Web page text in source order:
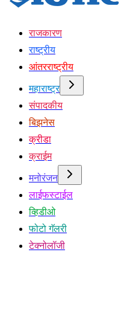
राजकारण
राष्ट्रीय
आंतरराष्ट्रीय
महाराष्ट्र
संपादकीय
बिझनेस
क्रीडा
क्राईम
मनोरंजन
लाईफस्टाईल
व्हिडीओ
फोटो गॅलरी
टेक्नोलॉजी